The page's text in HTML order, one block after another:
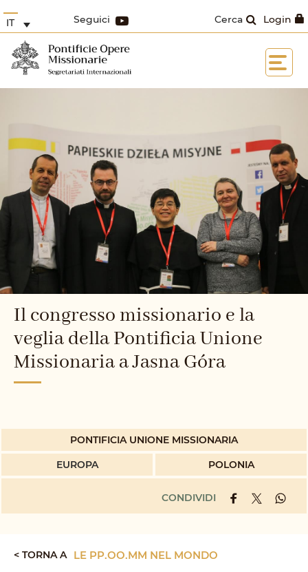
Login
Cerca
Seguici
IT
Il congresso missionario e la
veglia della Pontificia Unione
Missionaria a Jasna Góra
PONTIFICIA UNIONE MISSIONARIA
EUROPA
POLONIA
CONDIVIDI
< TORNA A LE PP.OO.MM NEL MONDO